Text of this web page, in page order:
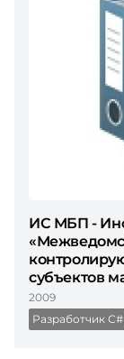
ИС МБП -
субъектов
2009
Разработчик С#